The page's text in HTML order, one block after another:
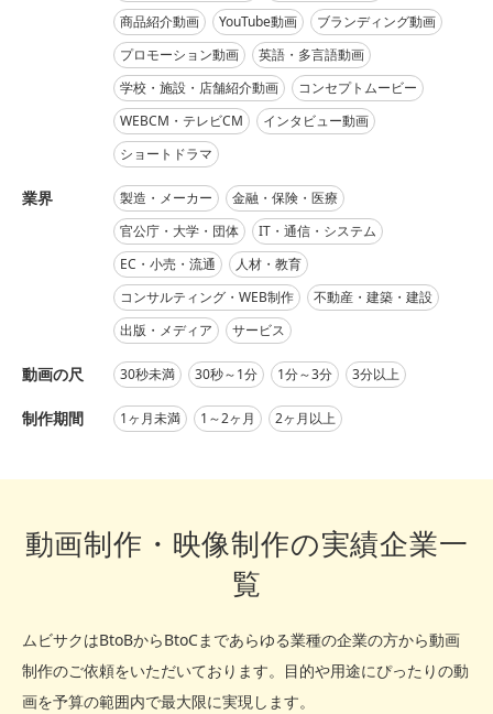
商品紹介動画
YouTube動画
ブランディング動画
プロモーション動画
英語・多言語動画
学校・施設・店舗紹介動画
コンセプトムービー
WEBCM・テレビCM
インタビュー動画
ショートドラマ
業界 製造・メーカー
金融・保険・医療
官公庁・大学・団体
IT・通信・システム
EC・小売・流通
人材・教育
コンサルティング・WEB制作
不動産・建築・建設
出版・メディア
サービス
動画の尺 30秒未満 30秒～1分 1分～3分 3分以上
制作期間 1ヶ月未満 1～2ヶ月 2ヶ月以上
動画制作・映像制作の実績企業一
覧
ムビサクはBtoBからBtoCまであらゆる業種の企業の方から動画
制作のご依頼をいただいております。 目的や用途にぴったりの動
画を予算の範囲内で最大限に実現します。